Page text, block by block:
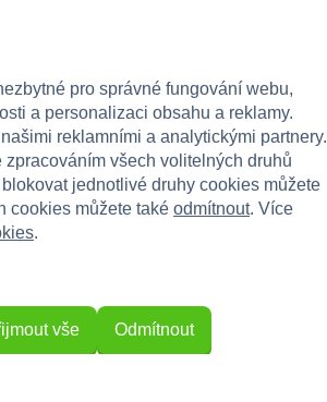
rodinám
pro správné fungování webu,
a personalizaci obsahu a reklamy.
reklamními a analytickými partnery.
zpracováním všech volitelných druhů
jednotlivé druhy cookies můžete
cookies můžete také odmítnout. Více
.
Odmítnout
vše